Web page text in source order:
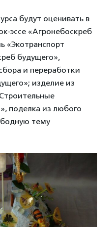
будут оценивать в
эссе «Агронебоскреб
«Экотранспорт
будущего»,
и переработки
изделие из
поделка из любого
тему